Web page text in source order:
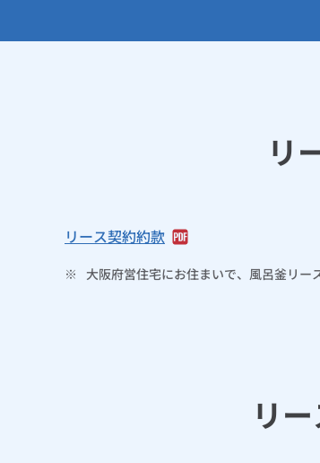
リ
リース契約約款
※ 大阪府営住宅にお住まいで、風呂釜リー
リ